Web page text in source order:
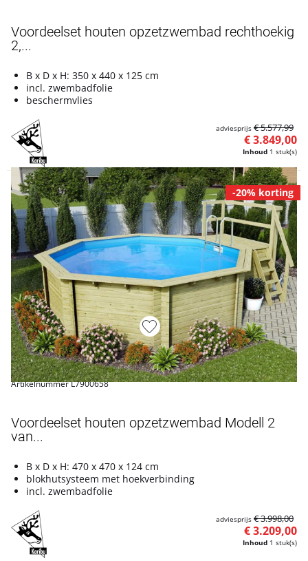
Voordeelset houten opzetzwembad rechthoekig
2,...
B x D x H: 350 x 440 x 125 cm
incl. zwembadfolie
beschermvlies
Inhoud 1 stuk(s)
€ 3.849,00
adviesprijs € 5.577,99
-20% korting
Artikelnummer L7900658
Voordeelset houten opzetzwembad Modell 2
van...
B x D x H: 470 x 470 x 124 cm
blokhutsysteem met hoekverbinding
incl. zwembadfolie
Inhoud 1 stuk(s)
€ 3.209,00
adviesprijs € 3.998,00